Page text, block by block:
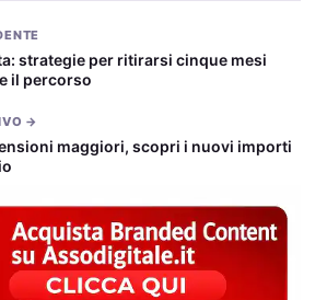
strategie per ritirarsi cinque mesi
il percorso
→
maggiori, scopri i nuovi importi